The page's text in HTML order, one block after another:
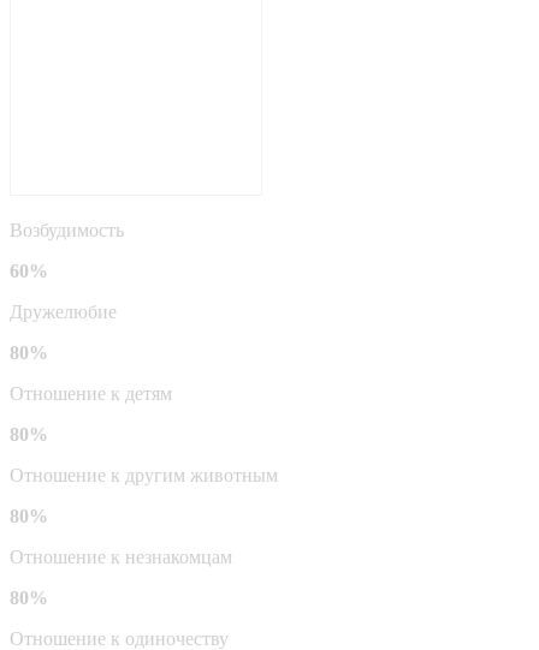
Возбудимость
60%
Дружелюбие
80%
Отношение к детям
80%
Отношение к другим животным
80%
Отношение к незнакомцам
80%
Отношение к одиночеству